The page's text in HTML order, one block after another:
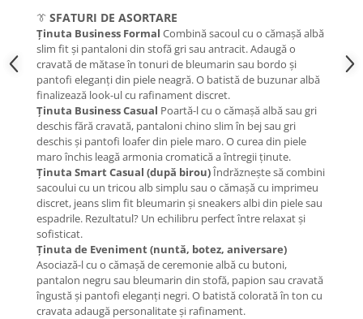
👔 SFATURI DE ASORTARE
Ținuta Business Formal Combină sacoul cu o cămașă albă
slim fit și pantaloni din stofă gri sau antracit. Adaugă o
cravată de mătase în tonuri de bleumarin sau bordo și
pantofi eleganți din piele neagră. O batistă de buzunar albă
finalizează look-ul cu rafinament discret.
Ținuta Business Casual Poartă-l cu o cămașă albă sau gri
deschis fără cravată, pantaloni chino slim în bej sau gri
deschis și pantofi loafer din piele maro. O curea din piele
maro închis leagă armonia cromatică a întregii ținute.
Ținuta Smart Casual (după birou)Îndrăznește să combini
sacoului cu un tricou alb simplu sau o cămașă cu imprimeu
discret, jeans slim fit bleumarin și sneakers albi din piele sau
espadrile. Rezultatul? Un echilibru perfect între relaxat și
sofisticat.
Ținuta de Eveniment (nuntă, botez, aniversare)
Asociază-l cu o cămașă de ceremonie albă cu butoni,
pantalon negru sau bleumarin din stofă, papion sau cravată
îngustă și pantofi eleganți negri. O batistă colorată în ton cu
cravata adaugă personalitate și rafinament.